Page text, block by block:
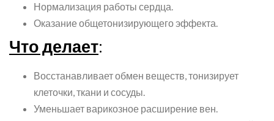
Нормализация работы сердца.
Оказание общетонизирующего эффекта.
Что делает:
Восстанавливает обмен веществ, тонизирует
клеточки, ткани и сосуды.
Уменьшает варикозное расширение вен.